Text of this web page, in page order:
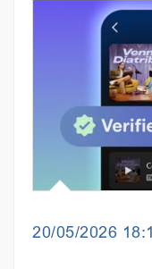
20/05/2026